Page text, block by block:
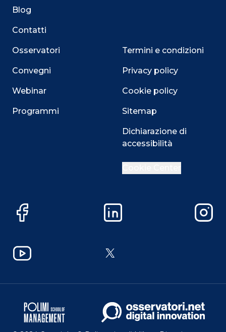
Blog
Contatti
Osservatori
Convegni
Webinar
Programmi
Termini e condizioni
Privacy policy
Cookie policy
Sitemap
Dichiarazione di
accessibilità
Facebook LinkedIn
YouTube X